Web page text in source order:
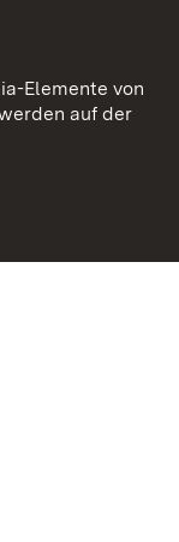
Elemente von
auf der